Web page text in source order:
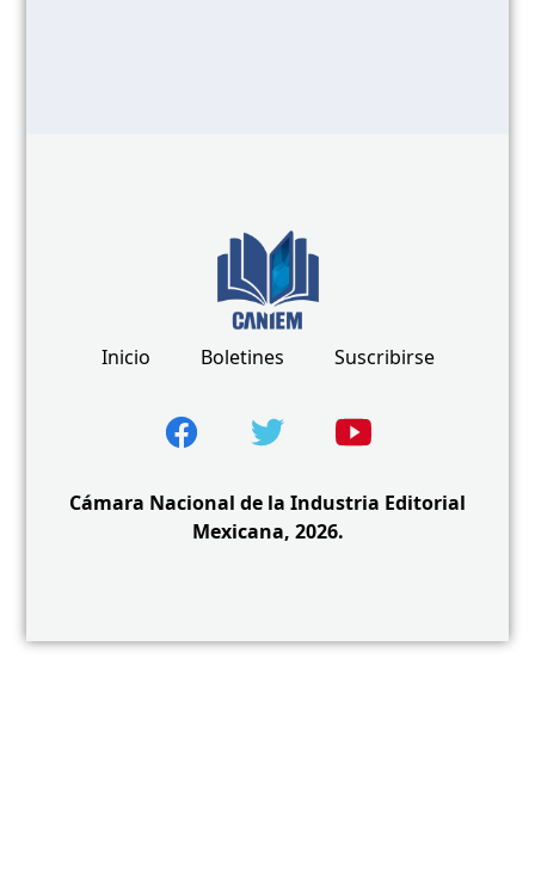
Inicio Boletines Suscribirse
Cámara Nacional de la Industria Editorial
Mexicana, 2026.